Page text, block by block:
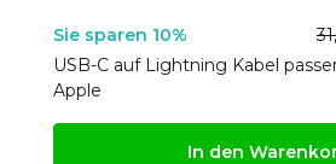
Sie sparen 10%
USB-C auf Lightning Kabel
Apple
In den